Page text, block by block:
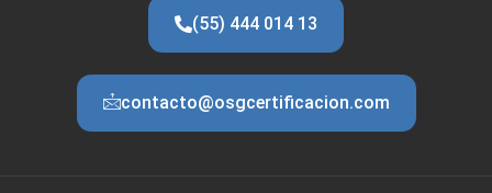
(55) 444 014 13
contacto@osgcertificacion.com